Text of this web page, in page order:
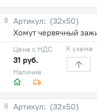
8
(32х50)
Хомут червячный
Наличие
Цена с НДС
31 руб.
К схеме
8
(32х50)